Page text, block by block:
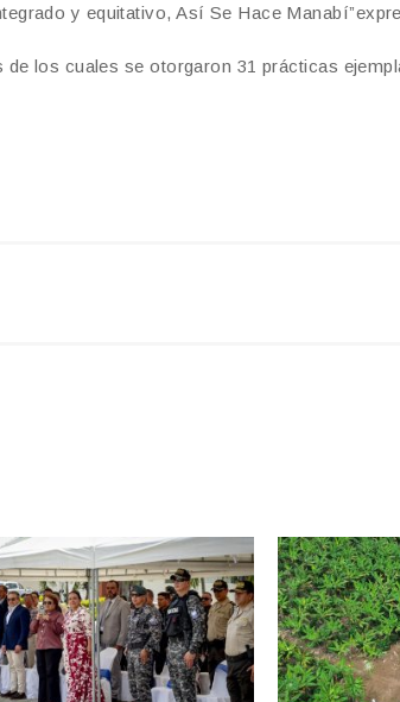
y equitativo, Así Se Hace
los cuales se otorgaron 31 prácticas